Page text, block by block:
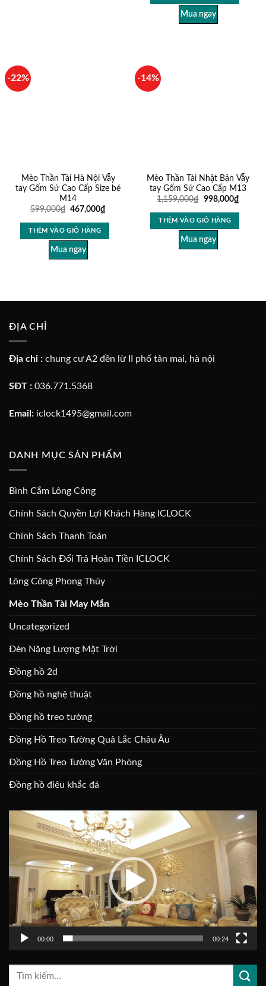
Mua ngay
-22%
Mèo Thần Tài Hà Nội Vẫy
tay Gốm Sứ Cao Cấp Size bé
M14
599,000₫ 467,000₫
THÊM VÀO GIỎ HÀNG
Mua ngay
-14%
Mèo Thần Tài Nhật Bản Vẫy
tay Gốm Sứ Cao Cấp M13
1,159,000₫ 998,000₫
THÊM VÀO GIỎ HÀNG
Mua ngay
ĐỊA CHỈ
Địa chỉ : chung cư A2 đền lừ II phố tân mai, hà nội
SĐT : 036.771.5368
Email: iclock1495@gmail.com
DANH MỤC SẢN PHẨM
Bình Cắm Lông Công
Chính Sách Quyền Lợi Khách Hàng ICLOCK
Chính Sách Thanh Toán
Chính Sách Đổi Trả Hoàn Tiền ICLOCK
Lông Công Phong Thủy
Mèo Thần Tài May Mắn
Uncategorized
Đèn Năng Lượng Mặt Trời
Đồng hồ 2d
Đồng hồ nghệ thuật
Đồng hồ treo tường
Đồng Hồ Treo Tường Quả Lắc Châu Âu
Đồng Hồ Treo Tường Văn Phòng
Đồng hồ điêu khắc đá
chơi
00:00 00:24
Tìm